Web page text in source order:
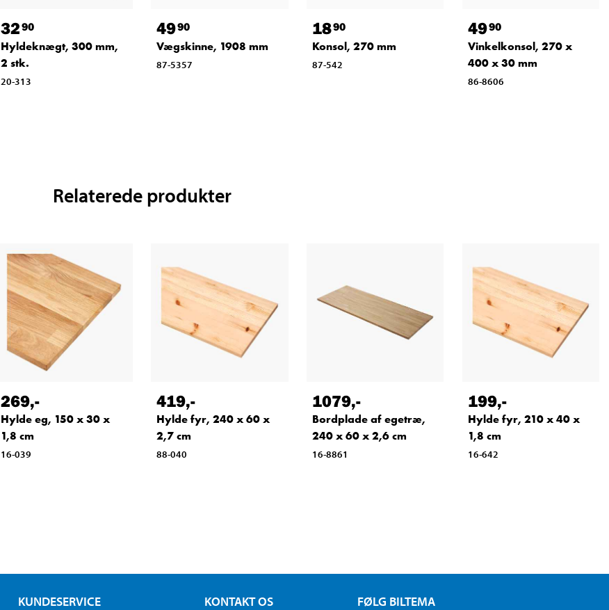
3290
Hyldeknægt, 300 mm,
2 stk.
20-313
4990
Vægskinne, 1908 mm
87-5357
1890
Konsol, 270 mm
87-542
4990
Vinkelkonsol, 270 x
400 x 30 mm
86-8606
Relaterede produkter
269,-
Hylde eg, 150 x 30 x
1,8 cm
16-039
419,-
Hylde fyr, 240 x 60 x
2,7 cm
88-040
1079,-
Bordplade af egetræ,
240 x 60 x 2,6 cm
16-8861
199,-
Hylde fyr, 210 x 40 x
1,8 cm
16-642
KUNDESERVICE KONTAKT OS FØLG BILTEMA